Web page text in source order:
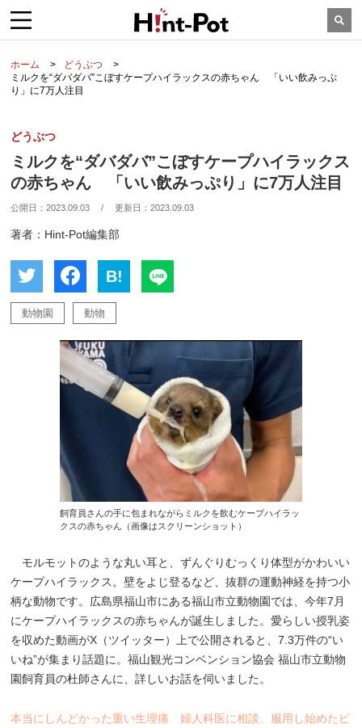
ホーム
どうぶつ
ミルクを“ダバダバ”こぼすケープハイラックスの赤ちゃん 「いい飲みっぷ
り」に7万人注目
どうぶつ
ミルクを“ダバダバ”こぼすケープハイラックス
の赤ちゃん 「いい飲みっぷり」に7万人注目
公開日：2023.09.03 / 更新日：2023.09.03
著者：Hint-Pot編集部
B!
動物園 動物
飼育員さんの手に包まれながらミルクを飲むケープハイラッ
クスの赤ちゃん（画像はスクリーンショット）
モルモットのような丸い耳と、ずんぐりむっくり体型がかわいい
ケープハイラックス。壁をよじ登るなど、抜群の運動神経を持つ小
柄な動物です。広島県福山市にある福山市立動物園では、今年7月
にケープハイラックスの赤ちゃんが誕生しました。愛らしい授乳姿
を収めた動画がX（ツイッター）上で公開されると、7.3万件の“い
いね”が集まり話題に。福山観光コンベンション協会 福山市立動物
園飼育員の杜師さんに、詳しいお話を伺いました。
本当にしんどかった重い生理痛 婦人科医に相談、服用し始めたピ